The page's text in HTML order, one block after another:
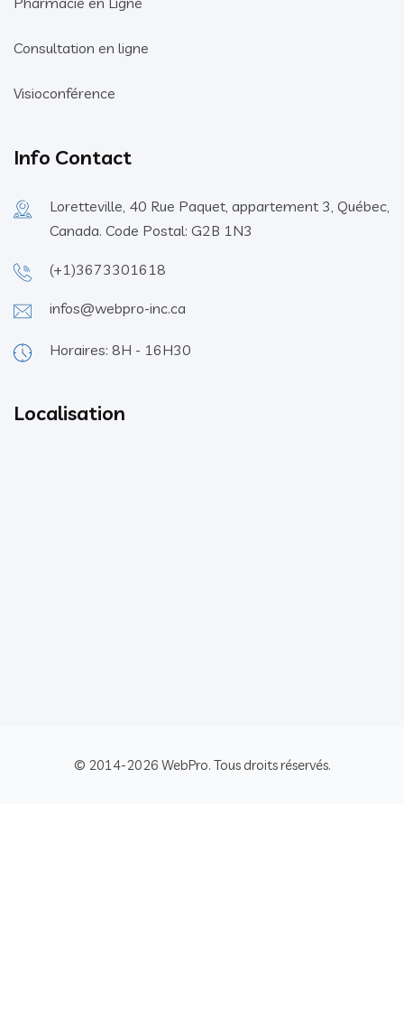
Consultation en ligne
Visioconférence
Info Contact
Loretteville, 40 Rue Paquet, appartement 3, Québec,
Canada. Code Postal: G2B 1N3
(+1)3673301618
infos@webpro-inc.ca
Horaires: 8H - 16H30
Localisation
© 2014-2026 WebPro. Tous droits réservés.